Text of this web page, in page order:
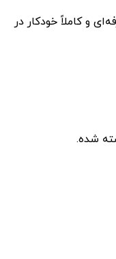
و کاملاً خودکار در
شده.